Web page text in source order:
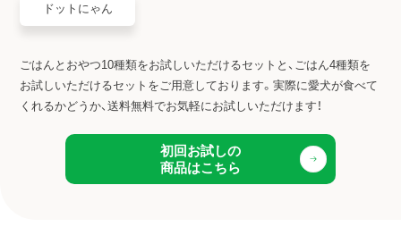
ドットにゃん
ごはんとおやつ10種類をお試しいただけるセットと、ごはん4種類を
お試しいただけるセットをご用意しております。実際に愛犬が食べて
くれるかどうか、送料無料でお気軽にお試しいただけます！
初回お試しの
商品はこちら